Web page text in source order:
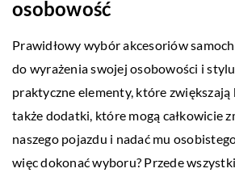
osobowość
Prawidłowy wybór akcesoriów
do wyrażenia swojej osobowości i
praktyczne elementy, które zwiększają
także dodatki, które mogą całkowicie
naszego pojazdu i nadać mu
więc dokonać wyboru? Przede